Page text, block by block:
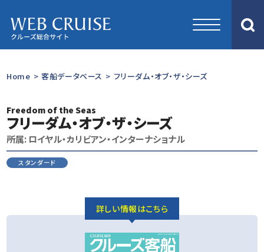
Home > 客船データベース > フリーダム・オブ・ザ・シーズ
Freedom of the Seas
フリーダム・オブ・ザ・シーズ
所属: ロイヤル・カリビアン・インターナショナル
スタンダード
詳しい情報はこちら